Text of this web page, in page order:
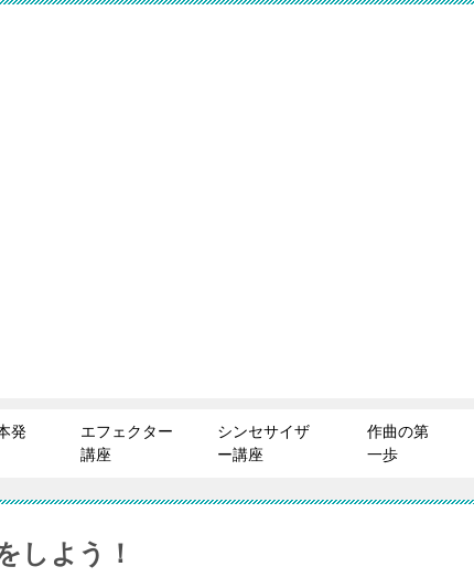
発
エフェクター
講座
シンセサイザ
ー講座
作曲の第
一歩
しよう！